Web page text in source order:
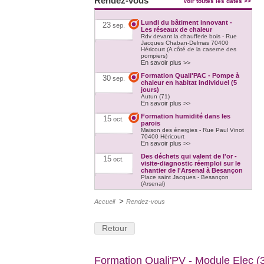
23 sep.
Lundi du bâtiment innovant -
Les réseaux de chaleur
Rdv devant la chaufferie bois - Rue
Jacques Chaban-Delmas 70400
Héricourt (A côté de la caserne des
pompiers)
En savoir plus >>
30 sep.
Formation Quali'PAC - Pompe à
chaleur en habitat individuel (5
jours)
Autun (71)
En savoir plus >>
15 oct.
Formation humidité dans les
parois
Maison des énergies - Rue Paul Vinot
70400 Héricourt
En savoir plus >>
15 oct.
Des déchets qui valent de l'or -
visite-diagnostic réemploi sur le
chantier de l'Arsenal à Besançon
Place saint Jacques - Besançon
(Arsenal)
En savoir plus >>
21 oct.
Formation Quali'PAC - Pompe à
jours)
Accueil > Rendez-vous
Retour
Formation Quali'PV - Module Elec